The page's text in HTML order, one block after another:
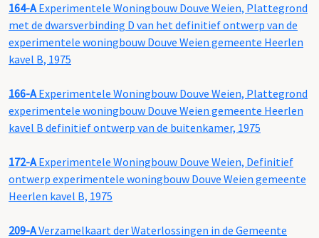
164-AExperimentele Woningbouw Douve Weien, Plattegrond
met de dwarsverbinding D van het definitief ontwerp van de
experimentele woningbouw Douve Weien gemeente Heerlen
kavel B, 1975
166-AExperimentele Woningbouw Douve Weien, Plattegrond
experimentele woningbouw Douve Weien gemeente Heerlen
kavel B definitief ontwerp van de buitenkamer, 1975
172-AExperimentele Woningbouw Douve Weien, Definitief
ontwerp experimentele woningbouw Douve Weien gemeente
Heerlen kavel B, 1975
209-AVerzamelkaart der Waterlossingen in de Gemeente